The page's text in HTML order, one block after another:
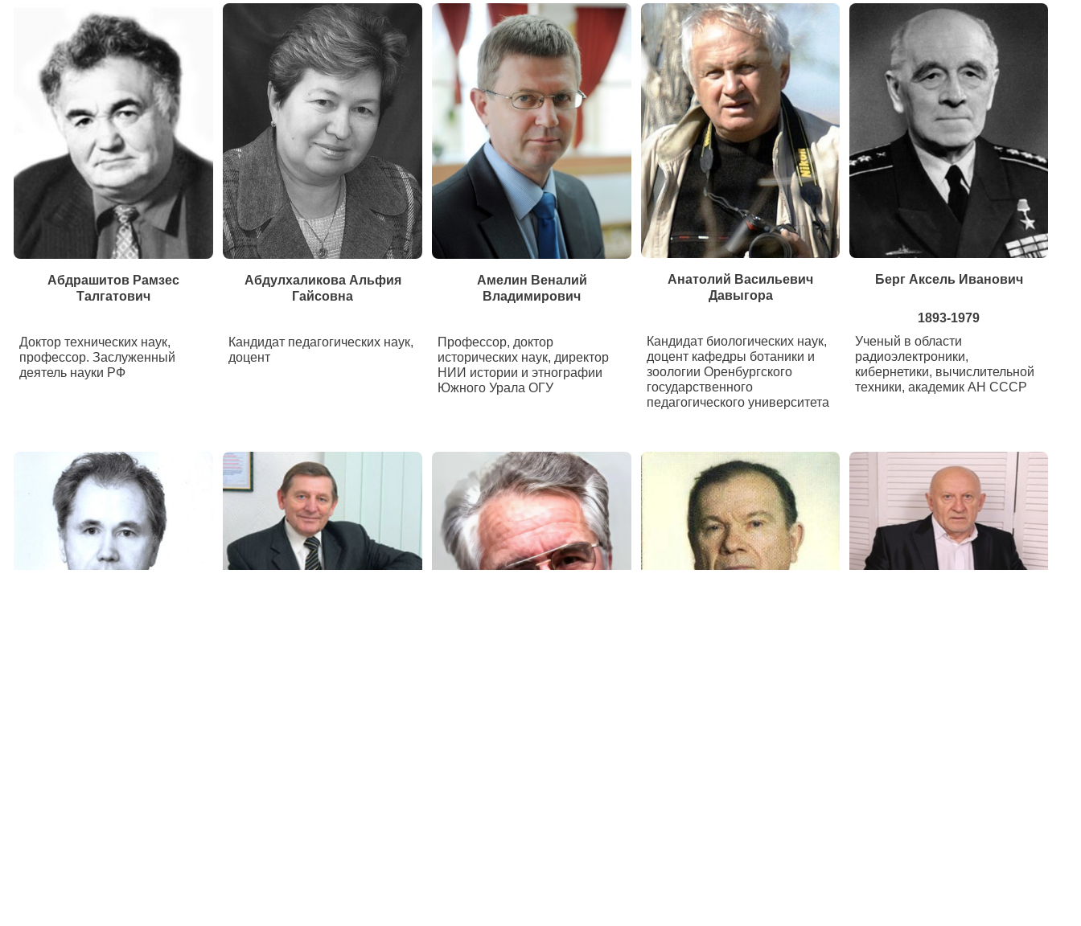
Абдрашитов Рамзес
Талгатович
Доктор технических наук,
профессор. Заслуженный
деятель науки РФ
Абдулхаликова Альфия
Гайсовна
Кандидат педагогических наук,
доцент
Амелин Веналий
Владимирович
Профессор, доктор
исторических наук, директор
НИИ истории и этнографии
Южного Урала ОГУ
Анатолий Васильевич
Давыгора
Кандидат биологических наук,
доцент кафедры ботаники и
зоологии Оренбургского
государственного
педагогического университета
Берг Аксель Иванович
1893-1979
Ученый в области
радиоэлектроники,
кибернетики, вычислительной
техники, академик АН СССР